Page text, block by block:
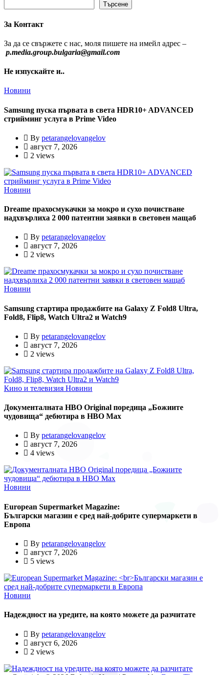
Търсене
За Контакт
За да се свържете с нас, моля пишете на имейл адрес –
p.media.group.bulgaria@gmail.com
Не изпускайте и..
Новини
Samsung пуска първата в света HDR10+ ADVANCED
стрийминг услуга в Prime Video
By petarangelovangelov
август 7, 2026
2 views
Новини
Dreame прахосмукачки за мокро и сухо почистване
надхвърлиха 2 000 патентни заявки в световен мащаб
By petarangelovangelov
август 7, 2026
2 views
Новини
Samsung стартира продажбите на Galaxy Z Fold8 Ultra,
Fold8, Flip8, Watch Ultra2 и Watch9
By petarangelovangelov
август 7, 2026
2 views
Кино и телевизия Новини
Документалната HBO Original поредица „Божиите
чудовища“ дебютира в HBO Max
By petarangelovangelov
август 7, 2026
4 views
Новини
European Supermarket Magazine:
Български магазин е сред най-добрите супермаркети в
Европа
By petarangelovangelov
август 7, 2026
5 views
Новини
Надеждност на уредите, на която можете да разчитате
By petarangelovangelov
август 6, 2026
2 views